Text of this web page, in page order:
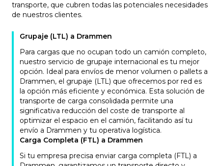
transporte, que cubren todas las potenciales necesidades
de nuestros clientes.
Grupaje (LTL) a Drammen
Para cargas que no ocupan todo un camión completo,
nuestro servicio de grupaje internacional es tu mejor
opción. Ideal para envíos de menor volumen o pallets a
Drammen, el grupaje (LTL) que ofrecemos por red es
la opción más eficiente y económica. Esta solución de
transporte de carga consolidada permite una
significativa reducción del coste de transporte al
optimizar el espacio en el camión, facilitando así tu
envío a Drammen y tu operativa logística.
Carga Completa (FTL) a Drammen
Si tu empresa precisa enviar carga completa (FTL) a